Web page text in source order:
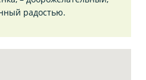
радостью.